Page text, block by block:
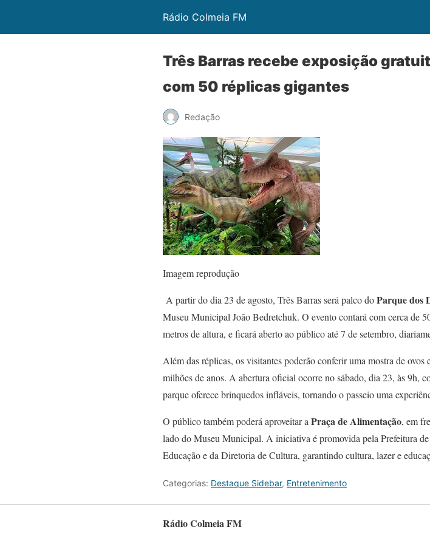
Rádio Colmeia FM
Três Barras recebe exposição
com 50 réplicas gigantes
Redação
Imagem reprodução
A partir do dia 23 de agosto, Três Barras será palco doParque dos
Museu Municipal João Bedretchuk. O evento contará com cerca de
metros de altura, e ficará aberto ao público até 7 de setembro,
Além das réplicas, os visitantes poderão conferir uma mostra de
milhões de anos. A abertura oficial ocorre no sábado, dia 23, às 9h,
parque oferece brinquedos infláveis, tornando o passeio uma
O público também poderá aproveitar a Praça de Alimentação, em
lado do Museu Municipal. A iniciativa é promovida pela Prefeitura
Educação e da Diretoria de Cultura, garantindo cultura, lazer e
Categorias: Destaque Sidebar, Entretenimento
Rádio Colmeia FM